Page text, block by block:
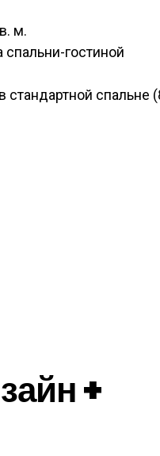
м.
гостиной
спальне
+